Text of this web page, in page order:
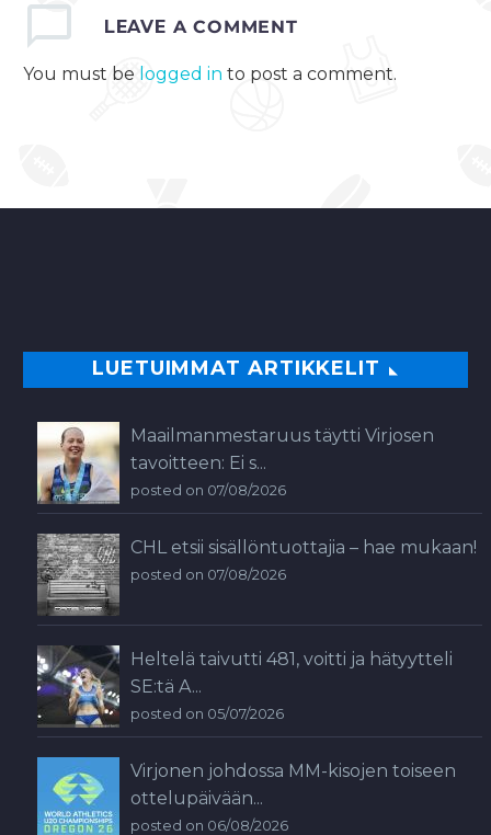
LEAVE A COMMENT
You must be logged in to post a comment.
LUETUIMMAT ARTIKKELIT
Maailmanmestaruus täytti Virjosen
tavoitteen: Ei s...
posted on 07/08/2026
CHL etsii sisällöntuottajia – hae mukaan!
posted on 07/08/2026
Heltelä taivutti 481, voitti ja hätyytteli
SE:tä A...
posted on 05/07/2026
Virjonen johdossa MM-kisojen toiseen
ottelupäivään...
posted on 06/08/2026